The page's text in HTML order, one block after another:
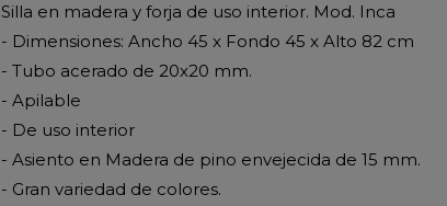
Silla en madera y forja de uso interior. Mod. Inca
- Dimensiones: Ancho 45 x Fondo 45 x Alto 82 cm
- Tubo acerado de 20x20 mm.
- Apilable
- De uso interior
- Asiento en Madera de pino envejecida de 15 mm.
- Gran variedad de colores.